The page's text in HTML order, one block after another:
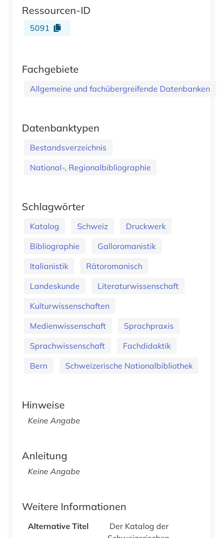
Ressourcen-ID
5091
Fachgebiete
Allgemeine und fachübergreifende Datenbanken
Datenbanktypen
Bestandsverzeichnis
National-, Regionalbibliographie
Schlagwörter
Katalog Schweiz
Druckwerk
Bibliographie
Galloromanistik
Italianistik
Rätoromanisch
Landeskunde
Literaturwissenschaft
Kulturwissenschaften
Medienwissenschaft
Sprachpraxis
Sprachwissenschaft
Fachdidaktik
Bern
Schweizerische Nationalbibliothek
Hinweise
Keine Angabe
Anleitung
Keine Angabe
Weitere Informationen
Alternative Titel
Der Katalog der